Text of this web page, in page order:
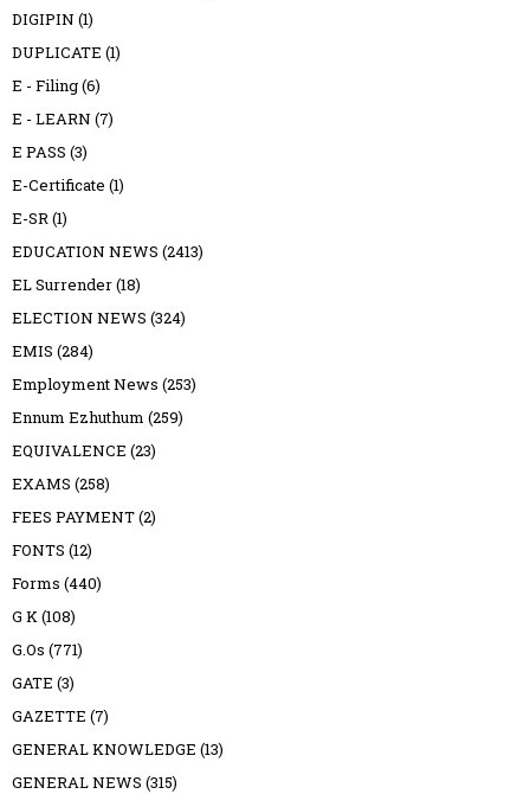
DIGIPIN (1)
DUPLICATE (1)
E - Filing(6)
E - LEARN (7)
E PASS (3)
E-Certificate (1)
E-SR(1)
EDUCATION NEWS (2413)
EL Surrender(18)
ELECTION NEWS (324)
EMIS (284)
Employment News (253)
Ennum Ezhuthum (259)
EQUIVALENCE (23)
EXAMS (258)
FEES PAYMENT(2)
FONTS (12)
Forms (440)
G K(108)
G.Os (771)
GATE (3)
GAZETTE (7)
GENERAL KNOWLEDGE (13)
GENERAL NEWS (315)